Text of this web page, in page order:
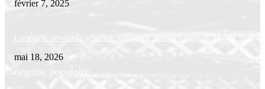
février 7, 2025
Lemouchi dévoile la sélection tunisienne pour la Coupe du Monde 2026
mai 18, 2026
Catégorie populaire